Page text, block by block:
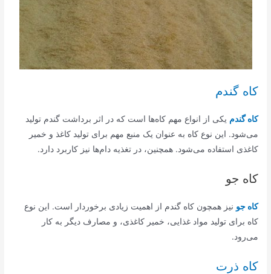
کاه گندم
کاه گندم یکی از انواع مهم کاه‌ها است که در اثر برداشت گندم تولید
می‌شود. این نوع کاه به عنوان یک منبع مهم برای تولید کاغذ و خمیر
کاغذی استفاده می‌شود. همچنین، در تغذیه دام‌ها نیز کاربرد دارد.
کاه جو
کاه جو نیز همچون کاه گندم از اهمیت زیادی برخوردار است. این نوع
کاه برای تولید مواد غذایی، خمیر کاغذی، و مصارف دیگر به کار
می‌رود.
کاه ذرت